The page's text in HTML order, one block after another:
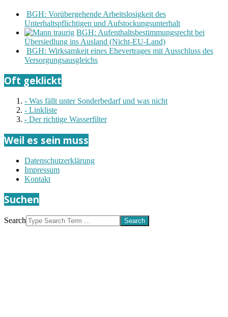
BGH: Vorübergehende Arbeitslosigkeit des
Unterhaltspflichtigen und Aufstockungsunterhalt
BGH: Aufenthaltsbestimmungsrecht bei
Übersiedlung ins Ausland (Nicht-EU-Land)
BGH: Wirksamkeit eines Ehevertrages mit Ausschluss des
Versorgungsausgleichs
Oft geklickt
- Was fällt unter Sonderbedarf und was nicht
- Linkliste
- Der richtige Wasserfilter
Weil es sein muss
Datenschutzerklärung
Impressum
Kontakt
Suchen
Search